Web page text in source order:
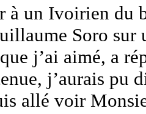
à un Ivoirien du
Soro
j’ai aimé, a
j’aurais pu
allé voir